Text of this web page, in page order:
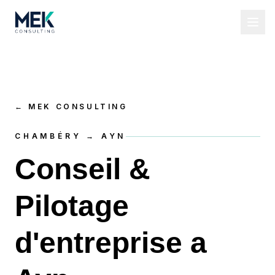
← MEK CONSULTING
CHAMBÉRY → AYN
Conseil &
Pilotage
d'entreprise a